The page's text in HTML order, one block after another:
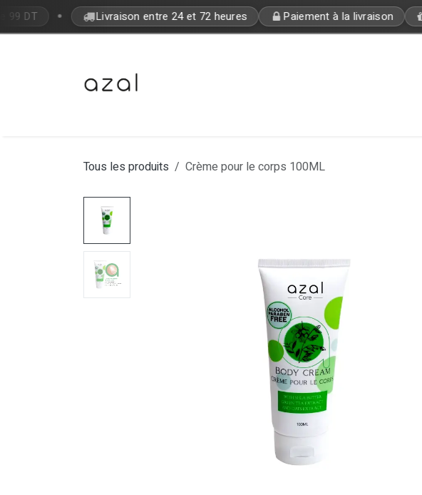
Se rendre au contenu
DT Livraison entre 24 et 72 heures Paiement à la livraison
Tous les produits Crème pour le corps 100ML